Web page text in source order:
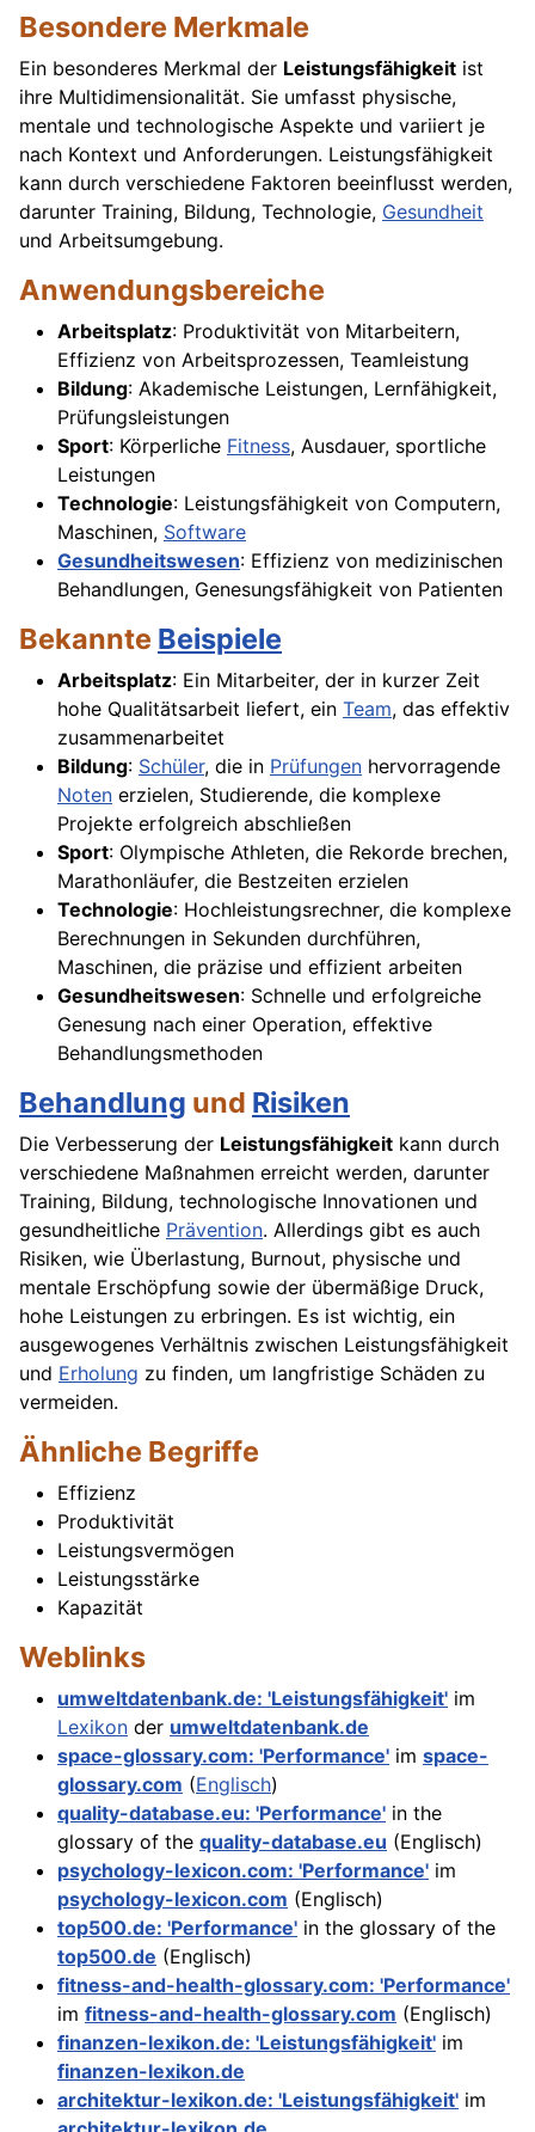
Besondere Merkmale
Ein besonderes Merkmal der Leistungsfähigkeit ist
ihre Multidimensionalität. Sie umfasst physische,
mentale und technologische Aspekte und variiert je
nach Kontext und Anforderungen. Leistungsfähigkeit
kann durch verschiedene Faktoren beeinflusst werden,
darunter Training, Bildung, Technologie, Gesundheit
und Arbeitsumgebung.
Anwendungsbereiche
Arbeitsplatz: Produktivität von Mitarbeitern,
Effizienz von Arbeitsprozessen, Teamleistung
Bildung: Akademische Leistungen, Lernfähigkeit,
Prüfungsleistungen
Sport: Körperliche Fitness, Ausdauer, sportliche
Leistungen
Technologie: Leistungsfähigkeit von Computern,
Maschinen, Software
Gesundheitswesen: Effizienz von medizinischen
Behandlungen, Genesungsfähigkeit von Patienten
Bekannte Beispiele
Arbeitsplatz: Ein Mitarbeiter, der in kurzer Zeit
hohe Qualitätsarbeit liefert, ein Team, das effektiv
zusammenarbeitet
Bildung: Schüler, die in Prüfungen hervorragende
Noten erzielen, Studierende, die komplexe
Projekte erfolgreich abschließen
Sport: Olympische Athleten, die Rekorde brechen,
Marathonläufer, die Bestzeiten erzielen
Technologie: Hochleistungsrechner, die komplexe
Berechnungen in Sekunden durchführen,
Maschinen, die präzise und effizient arbeiten
Gesundheitswesen: Schnelle und erfolgreiche
Genesung nach einer Operation, effektive
Behandlungsmethoden
Behandlung und Risiken
Die Verbesserung der Leistungsfähigkeit kann durch
verschiedene Maßnahmen erreicht werden, darunter
Training, Bildung, technologische Innovationen und
gesundheitliche Prävention. Allerdings gibt es auch
Risiken, wie Überlastung, Burnout, physische und
mentale Erschöpfung sowie der übermäßige Druck,
hohe Leistungen zu erbringen. Es ist wichtig, ein
ausgewogenes Verhältnis zwischen Leistungsfähigkeit
und Erholung zu finden, um langfristige Schäden zu
vermeiden.
Ähnliche Begriffe
Effizienz
Produktivität
Leistungsvermögen
Leistungsstärke
Kapazität
Weblinks
umweltdatenbank.de: 'Leistungsfähigkeit' im
Lexikon der umweltdatenbank.de
space-glossary.com: 'Performance' im space-
glossary.com (Englisch)
quality-database.eu: 'Performance' in the
glossary of the quality-database.eu (Englisch)
psychology-lexicon.com: 'Performance' im
psychology-lexicon.com (Englisch)
top500.de: 'Performance' in the glossary of the
top500.de (Englisch)
fitness-and-health-glossary.com: 'Performance'
im fitness-and-health-glossary.com (Englisch)
finanzen-lexikon.de: 'Leistungsfähigkeit' im
finanzen-lexikon.de
architektur-lexikon.de: 'Leistungsfähigkeit' im